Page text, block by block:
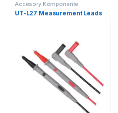
Accesory Komponente
Elektronik ,
Instrumente,Instrumente ,
UT-L27 Measurement Leads